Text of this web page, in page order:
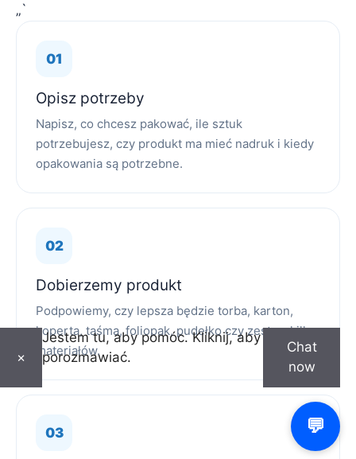
„`
Opisz potrzeby
Napisz, co chcesz pakować, ile sztuk
potrzebujesz, czy produkt ma mieć nadruk i kiedy
opakowania są potrzebne.
Dobierzemy produkt
Podpowiemy, czy lepsza będzie torba, karton,
koperta, taśma, foliopak, pudełko czy zestaw kilku
materiałów.
×
Jestem tu, aby pomóc. Kliknij, aby
porozmawiać.
Chat
now